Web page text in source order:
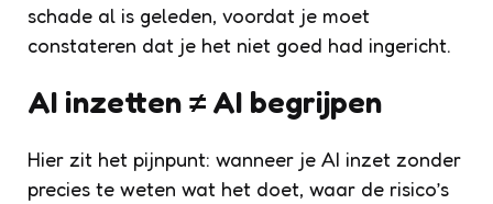
schade al is geleden, voordat je moet
constateren dat je het niet goed had ingericht.
AI inzetten ≠ AI begrijpen
Hier zit het pijnpunt: wanneer je AI inzet zonder
precies te weten wat het doet, waar de risico’s